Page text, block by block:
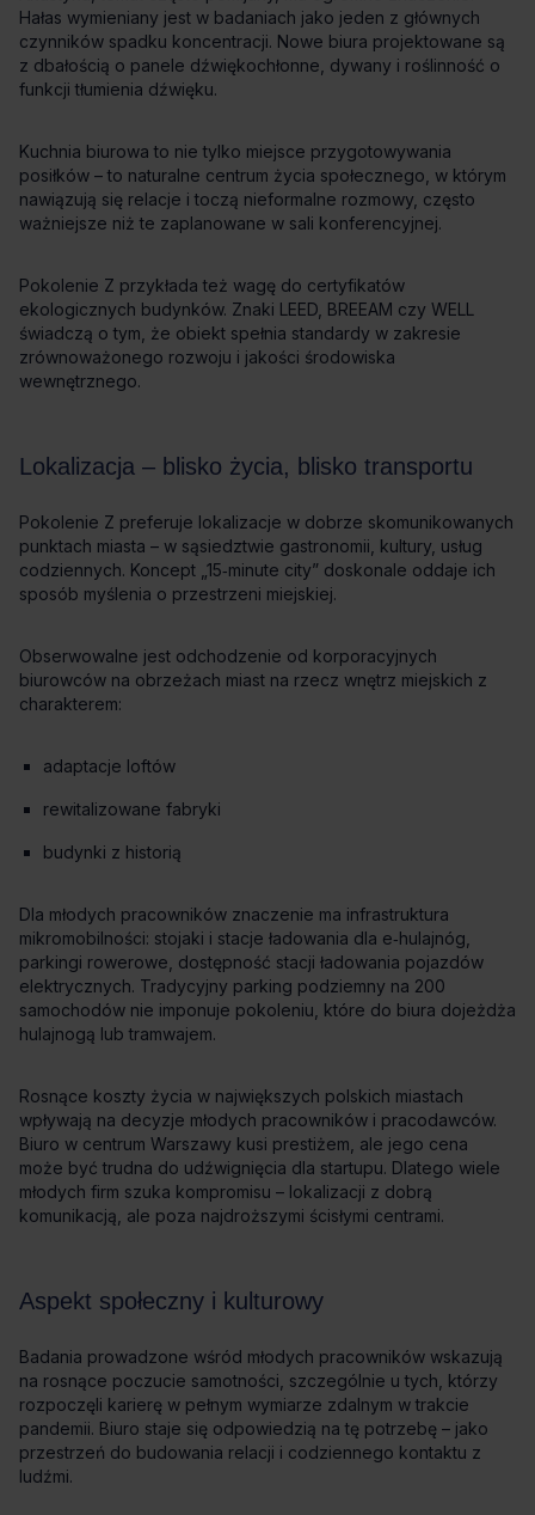
adaptacje loftów
rewitalizowane fabryki
budynki z historią